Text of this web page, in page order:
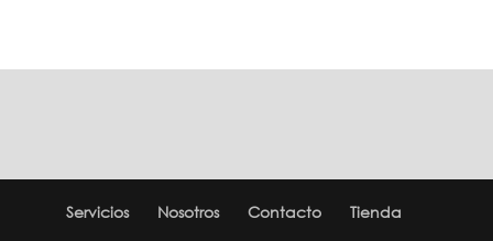
Servicios Nosotros Contacto Tienda